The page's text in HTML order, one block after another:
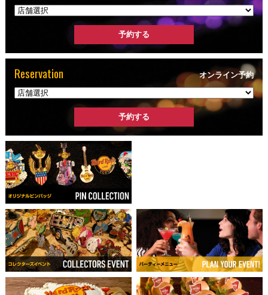
Reservation オンライン予約